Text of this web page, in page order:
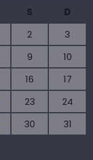
S
D
2
3
9
10
16
17
23
24
30
31